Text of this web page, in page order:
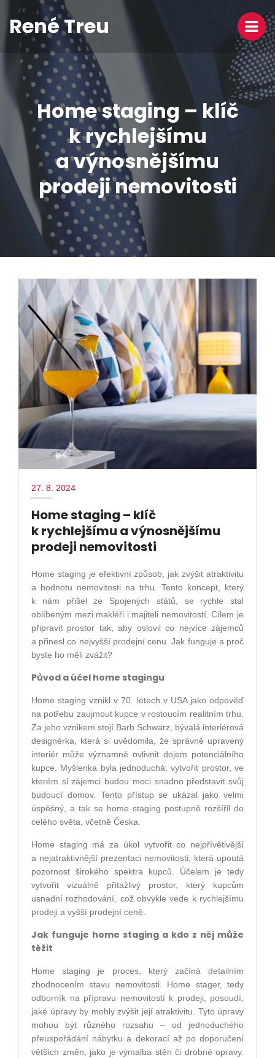
René Treu
Home staging – klíč
k rychlejšímu
a výnosnějšímu
prodeji nemovitosti
27. 8. 2024
Home staging – klíč
k rychlejšímu a výnosnějšímu
prodeji nemovitosti
Home staging je efektivní způsob, jak zvýšit atraktivitu
a hodnotu nemovitosti na trhu. Tento koncept, který
k nám přišel ze Spojených států, se rychle stal
oblíbeným mezi makléři i majiteli nemovitostí. Cílem je
připravit prostor tak, aby oslovil co nejvíce zájemců
a přinesl co nejvyšší prodejní cenu. Jak funguje a proč
byste ho měli zvážit?
Původ a účel home stagingu
Home staging vznikl v 70. letech v USA jako odpověď
na potřebu zaujmout kupce v rostoucím realitním trhu.
Za jeho vznikem stojí Barb Schwarz, bývalá interiérová
designérka, která si uvědomila, že správně upravený
interiér může významně ovlivnit dojem potenciálního
kupce. Myšlenka byla jednoduchá: vytvořit prostor, ve
kterém si zájemci budou moci snadno představit svůj
budoucí domov. Tento přístup se ukázal jako velmi
úspěšný, a tak se home staging postupně rozšířil do
celého světa, včetně Česka.
Home staging má za úkol vytvořit co nejpřívětivější
a nejatraktivnější prezentaci nemovitosti, která upoutá
pozornost širokého spektra kupců. Účelem je tedy
vytvořit vizuálně přitažlivý prostor, který kupcům
usnadní rozhodování, což obvykle vede k rychlejšímu
prodeji a vyšší prodejní ceně.
Jak funguje home staging a kdo z něj může
těžit
Home staging je proces, který začíná detailním
zhodnocením stavu nemovitosti. Home stager, tedy
odborník na přípravu nemovitostí k prodeji, posoudí,
jaké úpravy by mohly zvýšit její atraktivitu. Tyto úpravy
mohou být různého rozsahu – od jednoduchého
přeuspořádání nábytku a dekorací až po doporučení
větších změn, jako je výmalba stěn či drobné opravy.